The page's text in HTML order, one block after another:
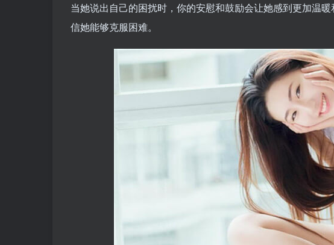
当她说出自己的困扰时，你的安慰和鼓励会让她感到更加温
信她能够克服困难。